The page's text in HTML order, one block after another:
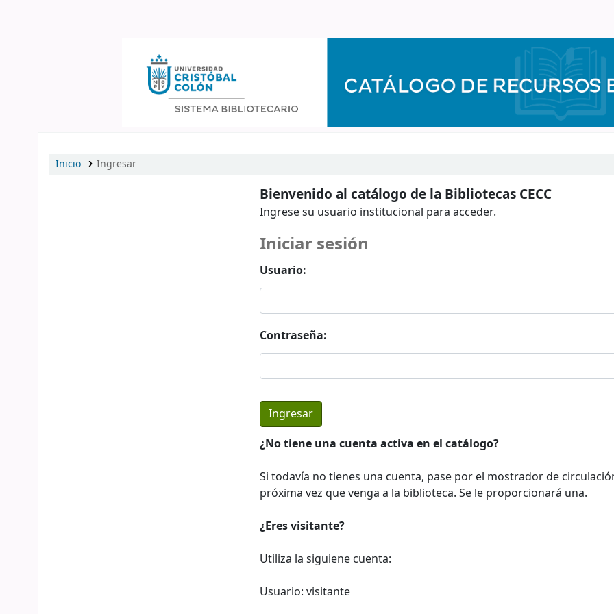
Inicio Ingresar
Bienvenido al catálogo de la Bibliotecas CECC
Ingrese su usuario institucional para acceder.
Iniciar sesión
Usuario:
Contraseña:
¿No tiene una cuenta activa en el catálogo?
Si todavía no tienes una cuenta, pase por el mostrador de
próxima vez que venga a la biblioteca. Se le proporcionará una.
¿Eres visitante?
Utiliza la siguiene cuenta:
Usuario: visitante